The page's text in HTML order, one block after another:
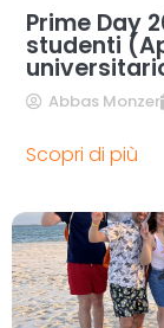
Prime Day
studenti
Abbas Monzer
Scopri di più